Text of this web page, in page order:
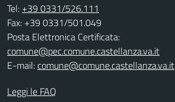
Tel: +39 0331/526.111
Fax: +39 0331/501.049
Posta Elettronica Certificata:
comune@pec.comune.castellanza.va.it
E-mail:comune@comune.castellanza.va.it
Leggi le FAQ